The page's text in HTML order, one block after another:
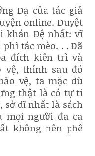
Dạ của tác giả
online. Duyệt
khán Đệ nhất: vĩ
tác mèo. . . Đã
đích kiên trì và
vệ, thỉnh sau đó
vệ, ta mặc dù
thật là có tự ti
dĩ nhất là sách
mọi người đa ca
không nên phê